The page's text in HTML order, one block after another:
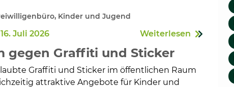
Kinder und Jugend
Juli 2026 Weiterlesen
gegen Graffiti und Sticker
Graffiti und Sticker im öffentlichen Raum
attraktive Angebote für Kinder und